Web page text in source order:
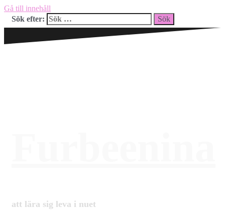
Gå till innehåll
Sök efter:
att lära sig leva i nuet